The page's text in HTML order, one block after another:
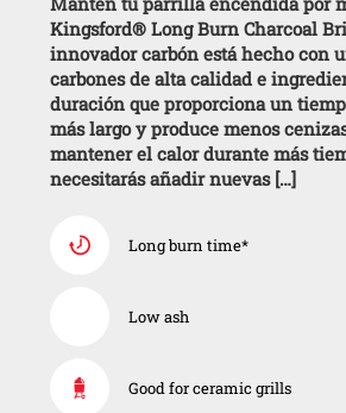
Kingsford® Long Burn Charcoal
innovador carbón está hecho con
carbones de alta calidad e
duración que proporciona un
más largo y produce menos
mantener el calor durante más
necesitarás añadir nuevas […]
Long burn time*
Low ash
Good for ceramic grills